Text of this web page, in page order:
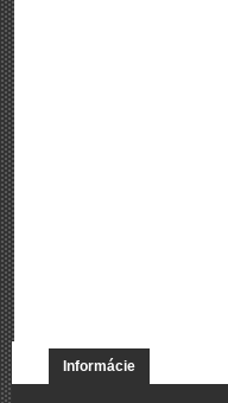
Informácie